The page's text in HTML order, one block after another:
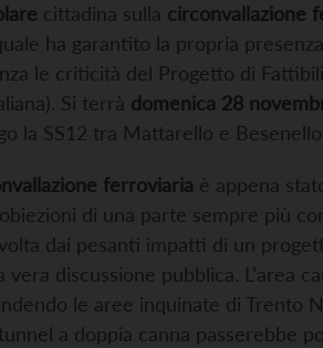
cittadina sulla circonvallazione
ha garantito la propria
le criticità del Progetto di
Si terrà domenica 28
la SS12 tra Mattarello e
ferroviaria è appena
di una parte sempre più
dai pesanti impatti di un
vera discussione pubblica. L’area
le aree inquinate di Trento
a doppia canna passerebbe